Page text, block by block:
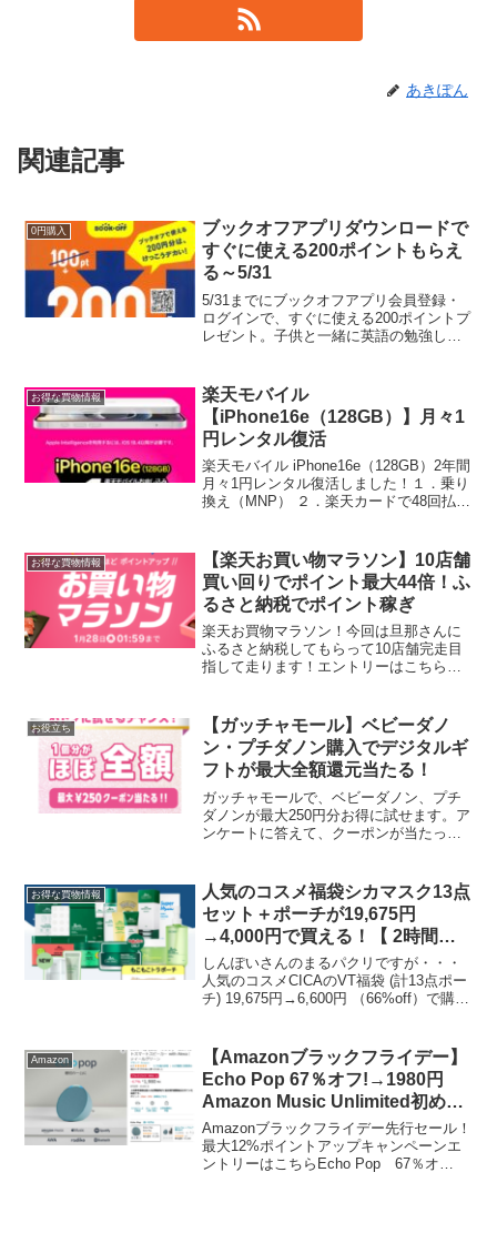
あきぽん
関連記事
0円購入
ブックオフアプリダウンロードで
すぐに使える200ポイントもらえ
る～5/31
5/31までにブックオフアプリ会員登録・
ログインで、すぐに使える200ポイントプ
レゼント。子供と一緒に英語の勉強しよ
ブックオフいい本あるね。教えられない
からわたしも...
お得な買物情報
楽天モバイル
【iPhone16e（128GB）】月々1
円レンタル復活
楽天モバイル iPhone16e（128GB）2年間
月々1円レンタル復活しました！１．乗り
換え（MNP） ２．楽天カードで48回払い
要！総額は24円！楽天モバイルは月...
お得な買物情報
【楽天お買い物マラソン】10店舗
買い回りでポイント最大44倍！ふ
るさと納税でポイント稼ぎ
楽天お買物マラソン！今回は旦那さんに
ふるさと納税してもらって10店舗完走目
指して走ります！エントリーはこちら５
まずは今日買ったもの。刺身用ヤリイカ
ゲソ20枚 100...
お役立ち
【ガッチャモール】ベビーダノ
ン・プチダノン購入でデジタルギ
フトが最大全額還元当たる！
ガッチャモールで、ベビーダノン、プチ
ダノンが最大250円分お得に試せます。ア
ンケートに答えて、クーポンが当たった
トが当たります。あたりクーポンの一例
はこちら
お得な買物情報
人気のコスメ福袋シカマスク13点
セット＋ポーチが19,675円
→4,000円で買える！【 2時間限
定 楽天限定 セット 】
しんぽいさんのまるパクリですが・・・
人気のコスメCICAのVT福袋 (計13点ポー
チ) 19,675円→6,600円 （66%off）で購入
成】【 2023 福袋 ...
Amazon
【Amazonブラックフライデー】
Echo Pop 67％オフ!→1980円
Amazon Music Unlimited初めて
の方（月額980円）4カ月無料プ
ランも！
Amazonブラックフライデー先行セール！
最大12%ポイントアップキャンペーンエ
ントリーはこちらEcho Pop 67％オ